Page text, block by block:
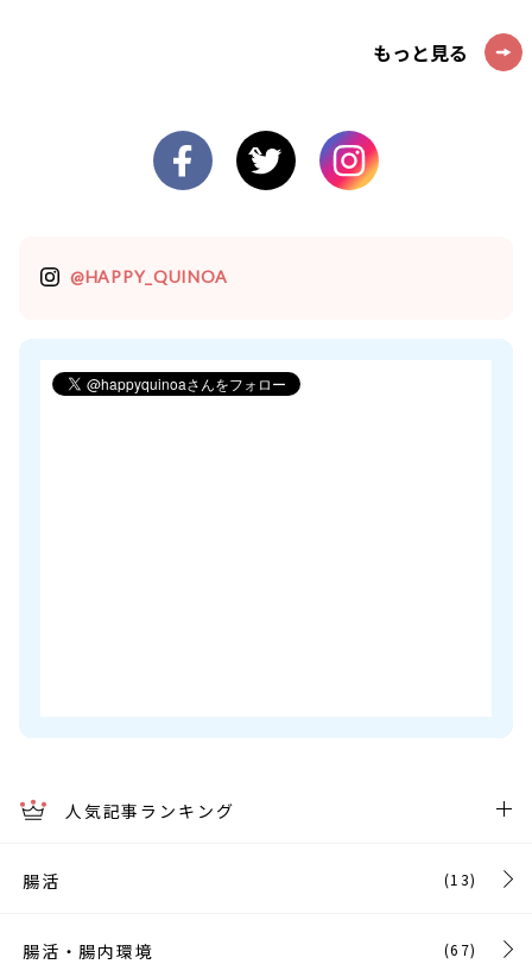
もっと見る
@HAPPY_QUINOA
人気記事ランキング
腸活 (13)
腸活・腸内環境 (67)